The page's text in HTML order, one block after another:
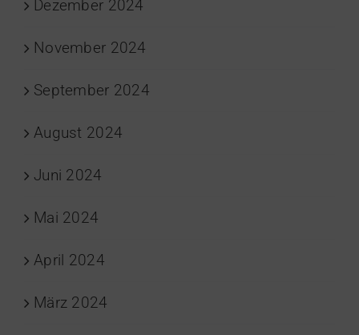
Dezember 2024
November 2024
September 2024
August 2024
Juni 2024
Mai 2024
April 2024
März 2024